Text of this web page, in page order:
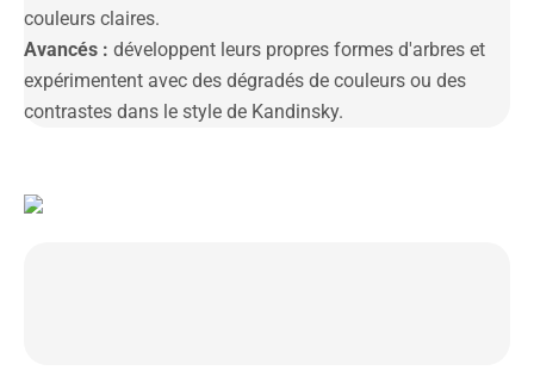
couleurs claires.
Avancés : développent leurs propres formes d'arbres et
expérimentent avec des dégradés de couleurs ou des
contrastes dans le style de Kandinsky.